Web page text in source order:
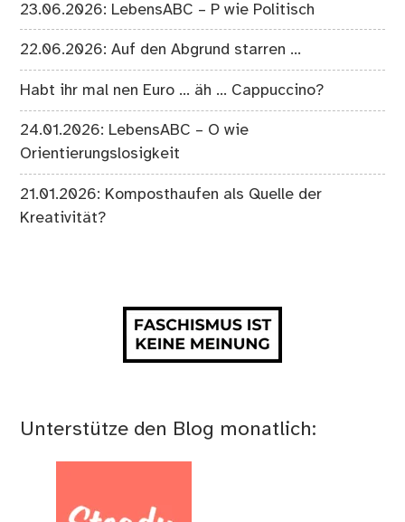
23.06.2026: LebensABC – P wie Politisch
22.06.2026: Auf den Abgrund starren …
Habt ihr mal nen Euro … äh … Cappuccino?
24.01.2026: LebensABC – O wie
Orientierungslosigkeit
21.01.2026: Komposthaufen als Quelle der
Kreativität?
Unterstütze den Blog monatlich: